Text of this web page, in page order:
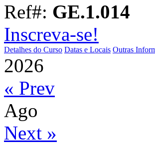
Ref#: GE.1.014
Inscreva-se!
Detalhes do Curso Datas e Locais Outras
2026
« Prev
Ago
Next »